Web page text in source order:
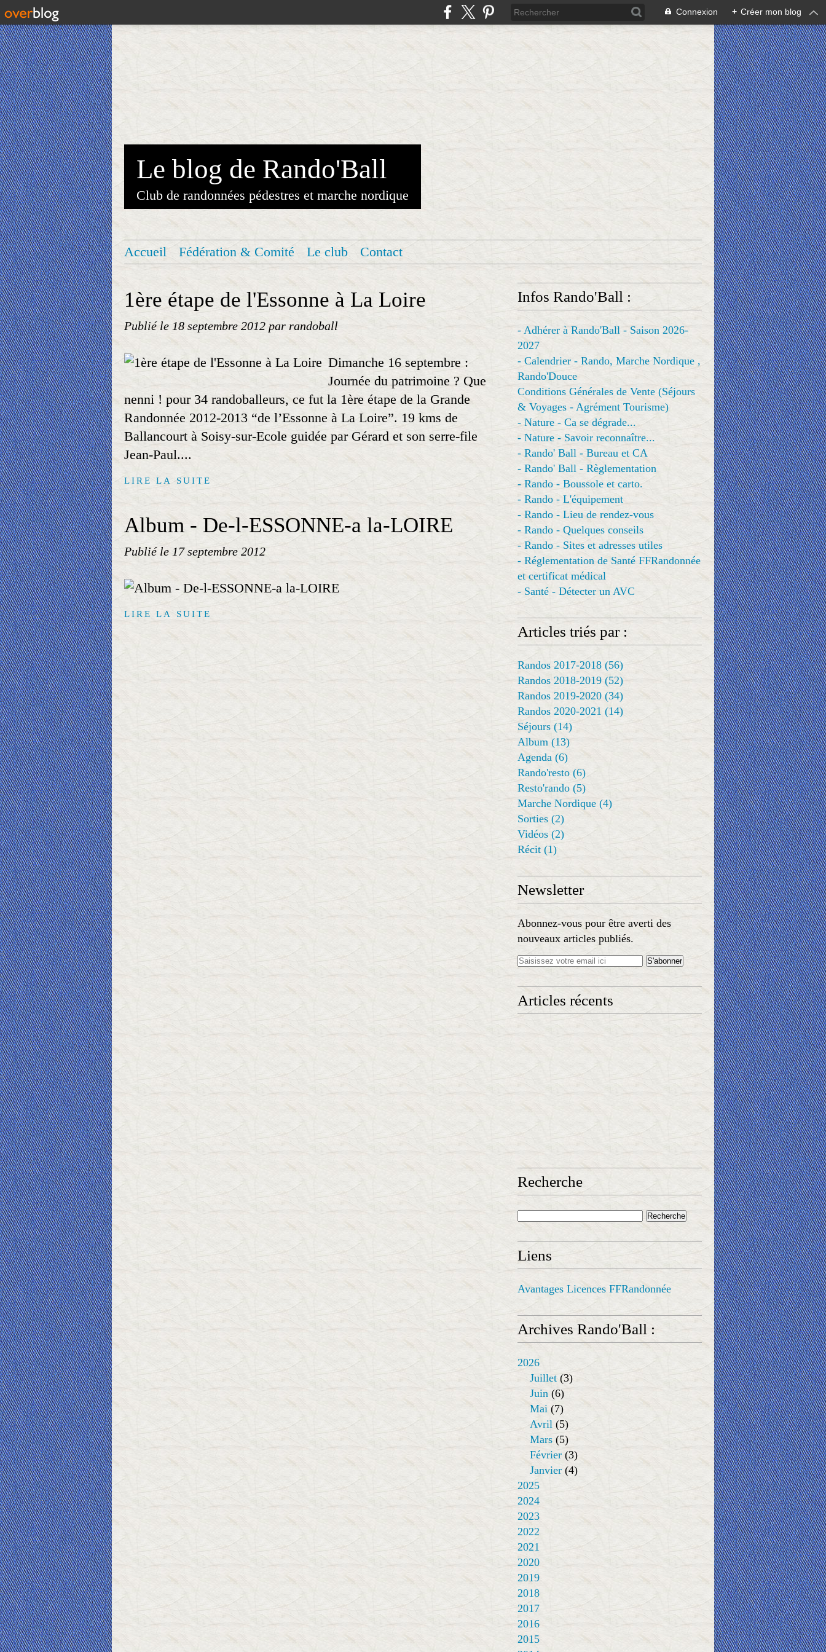
Connexion + Créer mon blog
Le blog de Rando'Ball
Club de randonnées pédestres et marche nordique
Accueil Fédération & Comité Le club Contact
1ère étape de l'Essonne à La Loire
Publié le 18 septembre 2012 par randoball
Dimanche 16 septembre :
Journée du patrimoine ? Que
nenni ! pour 34 randoballeurs, ce fut la 1ère étape de la Grande
Randonnée 2012-2013 “de l’Essonne à La Loire”. 19 kms de
Ballancourt à Soisy-sur-Ecole guidée par Gérard et son serre-file
Jean-Paul....
LIRE LA SUITE
Album - De-l-ESSONNE-a la-LOIRE
Publié le 17 septembre 2012
LIRE LA SUITE
Infos Rando'Ball :
- Adhérer à Rando'Ball - Saison 2026-
2027
- Calendrier - Rando, Marche Nordique ,
Rando'Douce
Conditions Générales de Vente (Séjours
& Voyages - Agrément Tourisme)
- Nature - Ca se dégrade...
- Nature - Savoir reconnaître...
- Rando' Ball - Bureau et CA
- Rando' Ball - Règlementation
- Rando - Boussole et carto.
- Rando - L'équipement
- Rando - Lieu de rendez-vous
- Rando - Quelques conseils
- Rando - Sites et adresses utiles
- Réglementation de Santé FFRandonnée
et certificat médical
- Santé - Détecter un AVC
Articles triés par :
Randos 2017-2018 (56)
Randos 2018-2019 (52)
Randos 2019-2020 (34)
Randos 2020-2021 (14)
Séjours (14)
Album (13)
Agenda (6)
Rando'resto (6)
Resto'rando (5)
Marche Nordique (4)
Sorties (2)
Vidéos (2)
Récit (1)
Newsletter
Abonnez-vous pour être averti des
nouveaux articles publiés.
Articles récents
Recherche
Liens
Avantages Licences FFRandonnée
Archives Rando'Ball :
2026
Juillet (3)
Juin (6)
Mai (7)
Avril (5)
Mars (5)
Février (3)
Janvier (4)
2025
2024
2023
2022
2021
2020
2019
2018
2017
2016
2015